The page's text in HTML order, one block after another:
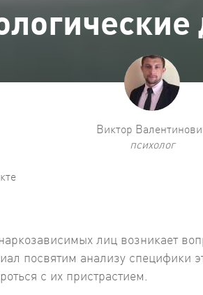
Виктор
психолог
лиц возникает
посвятим анализу специфики
с их пристрастием.